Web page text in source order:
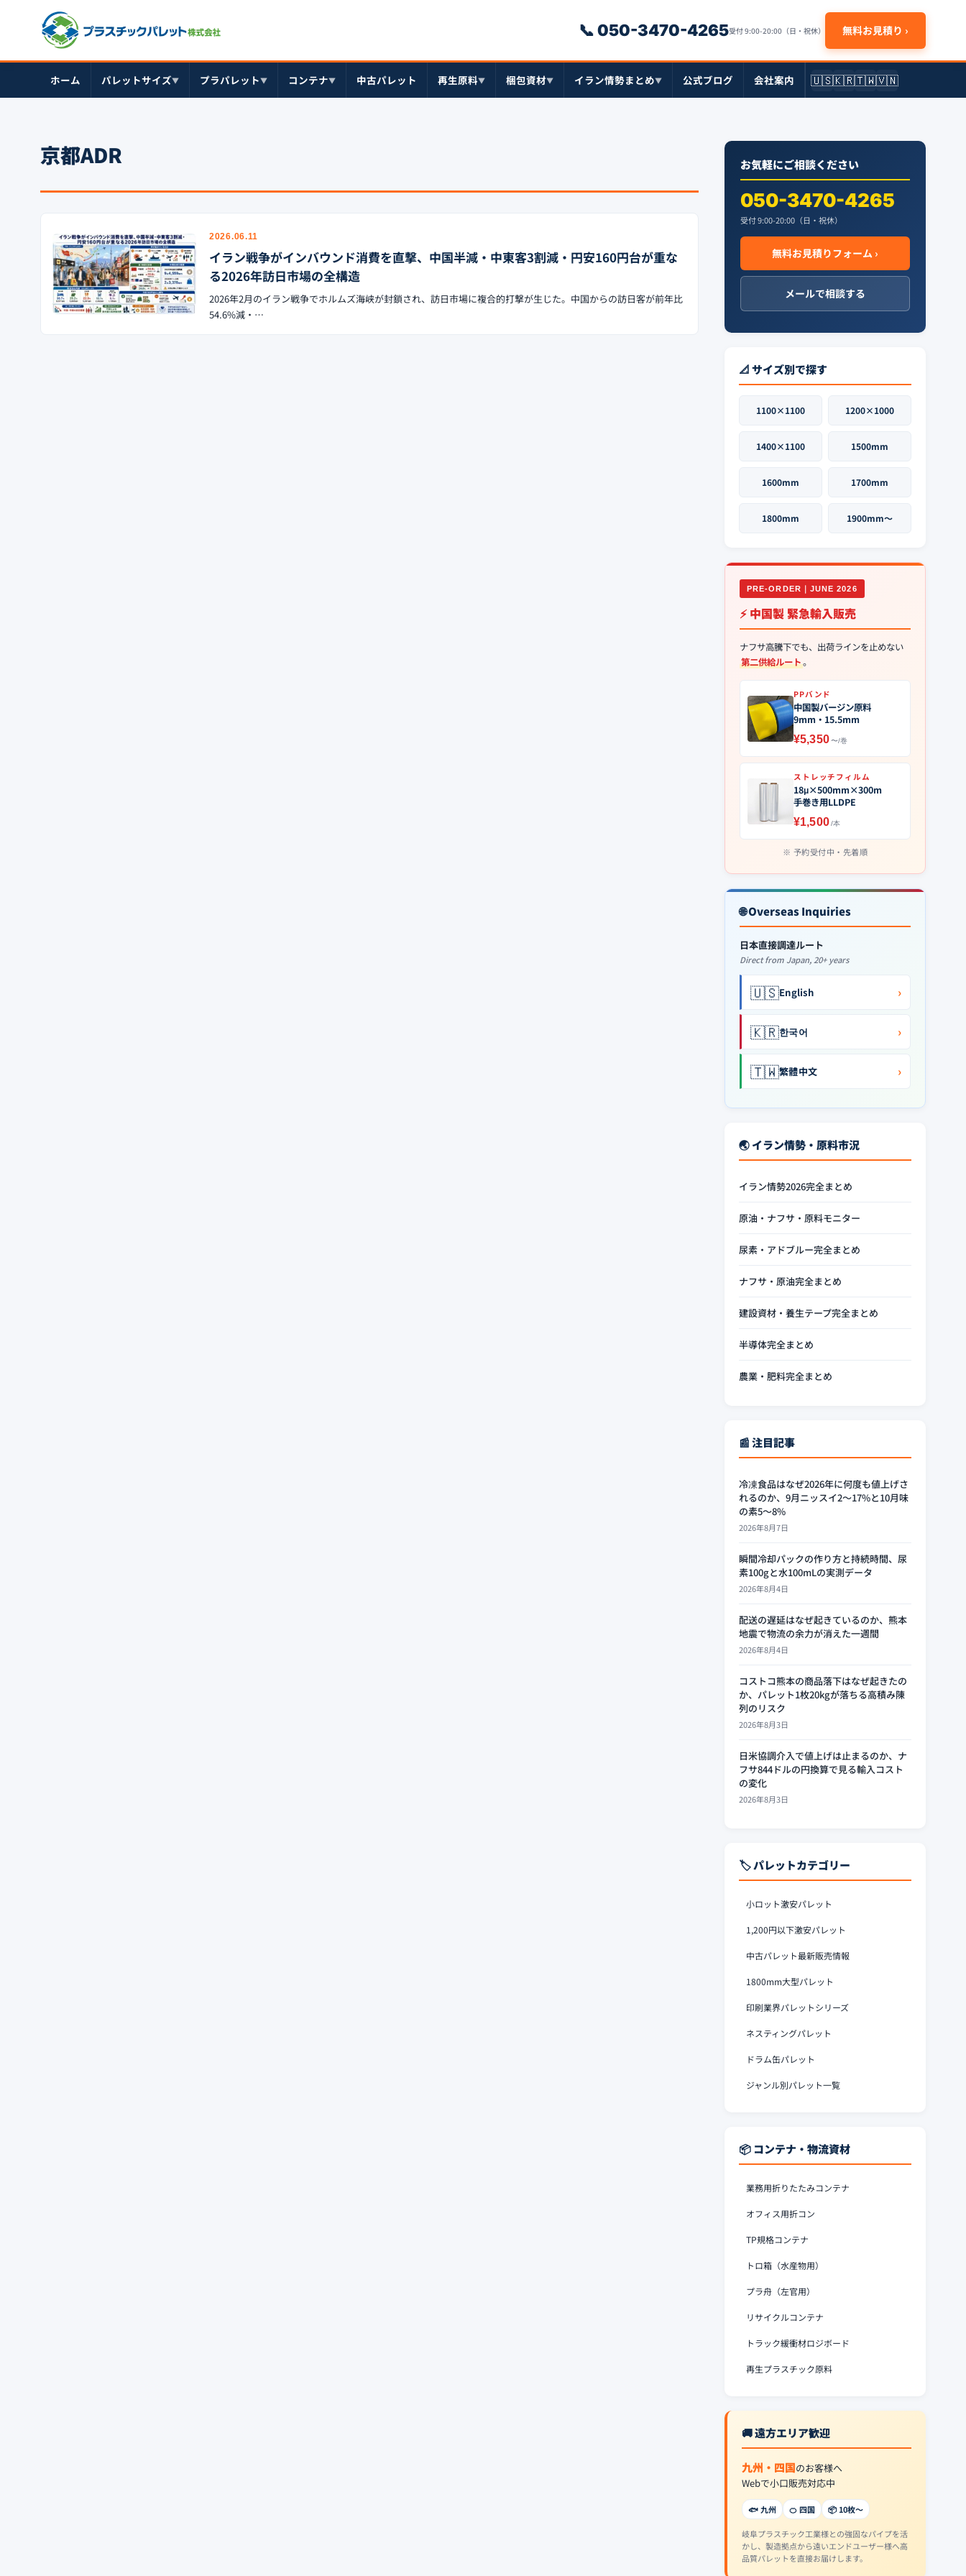
📞 050-3470-4265受付 9:00-20:00（日・祝休） 無料お見積り ›
ホーム パレットサイズ▼ プラパレット▼ コンテナ▼ 中古パレット 再生原料▼ 梱包資材▼ イラン情勢まとめ▼ 公式ブログ 会社案内 🇺🇸🇰🇷🇹🇼🇻🇳
京都ADR
2026.06.11
イラン戦争がインバウンド消費を直撃、中国半減・中東客3割減・円安160円台が重な
る2026年訪日市場の全構造
2026年2月のイラン戦争でホルムズ海峡が封鎖され、訪日市場に複合的打撃が生じた。中国からの訪日客が前年比
54.6%減・…
お気軽にご相談ください
050-3470-4265
受付 9:00-20:00（日・祝休）
無料お見積りフォーム ›
メールで相談する
📐 サイズ別で探す
1100×1100 1200×1000
1400×1100 1500mm
1600mm 1700mm
1800mm 1900mm〜
PRE-ORDER｜JUNE 2026
⚡ 中国製 緊急輸入販売
ナフサ高騰下でも、出荷ラインを止めない
第二供給ルート。
PPバンド
中国製バージン原料
9mm・15.5mm
¥5,350〜/巻
ストレッチフィルム
18μ×500mm×300m
手巻き用LLDPE
¥1,500/本
予約受付中・先着順
🌐 Overseas Inquiries
日本直接調達ルート
Direct from Japan, 20+ years
🇺🇸English ›
🇰🇷한국어 ›
🇹🇼繁體中文 ›
🌏 イラン情勢・原料市況
イラン情勢2026完全まとめ
原油・ナフサ・原料モニター
尿素・アドブルー完全まとめ
ナフサ・原油完全まとめ
建設資材・養生テープ完全まとめ
半導体完全まとめ
農業・肥料完全まとめ
📰 注目記事
冷凍食品はなぜ2026年に何度も値上げさ
れるのか、9月ニッスイ2〜17%と10月味
の素5〜8%
2026年8月7日
瞬間冷却パックの作り方と持続時間、尿
素100gと水100mLの実測データ
2026年8月4日
配送の遅延はなぜ起きているのか、熊本
地震で物流の余力が消えた一週間
2026年8月4日
コストコ熊本の商品落下はなぜ起きたの
か、パレット1枚20kgが落ちる高積み陳
列のリスク
2026年8月3日
日米協調介入で値上げは止まるのか、ナ
フサ844ドルの円換算で見る輸入コスト
の変化
2026年8月3日
🏷️ パレットカテゴリー
小ロット激安パレット
1,200円以下激安パレット
中古パレット最新販売情報
1800mm大型パレット
印刷業界パレットシリーズ
ネスティングパレット
ドラム缶パレット
ジャンル別パレット一覧
📦 コンテナ・物流資材
業務用折りたたみコンテナ
オフィス用折コン
TP規格コンテナ
トロ箱（水産物用）
プラ舟（左官用）
リサイクルコンテナ
トラック緩衝材ロジボード
再生プラスチック原料
🚚 遠方エリア歓迎
九州・四国のお客様へ
Webで小口販売対応中
🐟 九州 🍊 四国 📦 10枚〜
岐阜プラスチック工業様との強固なパイプを活
かし、製造拠点から遠いエンドユーザー様へ高
品質パレットを直接お届けします。